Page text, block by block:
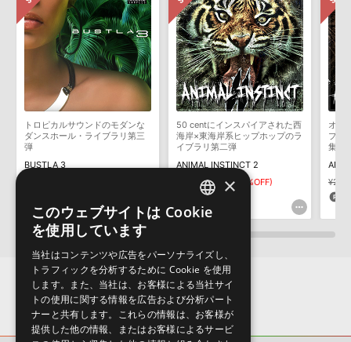
サンプルパック製品には、原則として日本語版操作マニュアルをご
用意しておりません。ご購入後のご不明点や詳細に関するお問い合
わせなどはテクニカルサポート
までご連絡ください。
デモソングは、製品収録サウンドを使ってできることを紹介するた
めのデモンストレーション用の楽曲です。原則として、デモソング
そのものをお使いいただくことはできません。また、デモソングを
構成する全てのサウンドが、サンプルパックに含まれていることを
保証するものではありません。
しかねます。
ELEVATED TRANCE MIDI ANTHEMSのサポート情報
トロピカルサウンドのモダンな
ダンスホール・ライブラリ第三
弾
BUSTLA 3
50 centにインスパイアされた西
海岸×東海岸系ヒップホップのラ
イブラリ第二弾
ANIMAL INSTINCT 2
¥2,915 ¥1,457(50%OFF)
72pt
オー
プの
集
ENGLISH
×
このウェブサイトは Cookie
を使用しています
当社はコンテンツや広告をパーソナライズし、
トラフィックを分析するために Cookie を使用
します。また、当社は、お客様による当社サイ
トの使用に関する情報を広告および分析パート
ナーと共有します。これらの情報は、お客様が
提供した他の情報、またはお客様によるサービ